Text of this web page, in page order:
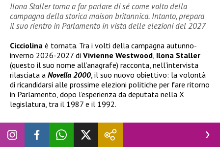
Ilona Staller torna a far parlare di sé come volto della
campagna della storica maison britannica. Intanto, prepara
il suo rientro in Parlamento in vista delle elezioni del 2027
Cicciolina è tornata. Tra i volti della campagna autunno-
inverno 2026-2027 di Vivienne Westwood Ilona Staller
(questo il suo nome all’anagrafe) racconta, nell’intervista
rilasciata a Novella 2000 , il suo nuovo obiettivo: la volontà
di ricandidarsi alle prossime elezioni politiche per fare ritorno
in Parlamento, dopo l’esperienza da deputata nella X
legislatura, tra il 1987 e il 1992.
Cicciolina è pronta a tornare in politica